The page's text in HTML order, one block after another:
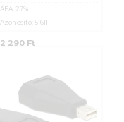
ÁFA: 27%
Azonosító: 51611
2 290 Ft